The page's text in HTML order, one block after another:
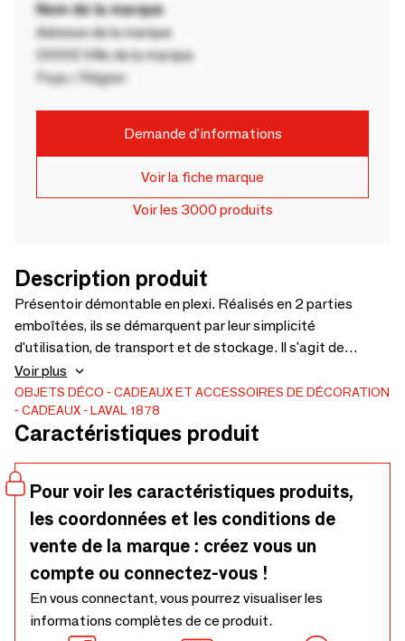
Nom de la marque
Adresse de la marque
00000 Ville de la marque
Pays / Région
Demande d'informations
Voir la fiche marque
Voir les 3000 produits
Description produit
Présentoir démontable en plexi. Réalisés en 2 parties
emboîtées, ils se démarquent par leur simplicité
d'utilisation, de transport et de stockage. Il s'agit de
présentoirs LAVAL Création, au design réalisé par notre
bureau de style et intégralement fabriqués en France. Plus
d'une soixantaine de modèles sont disponibles. Présentoir
pendentif plexi blanc mat, crochet droit - Pour étiquettes.
Voir plus
OBJETS DÉCO
CADEAUX ET ACCESSOIRES DE DÉCORATION
CADEAUX
LAVAL 1878
Caractéristiques produit
Pour voir les caractéristiques produits,
les coordonnées et les conditions de
vente de la marque : créez vous un
compte ou connectez-vous !
En vous connectant, vous pourrez visualiser les
informations complètes de ce produit.